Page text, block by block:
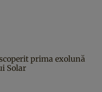
prima exolună
Solar